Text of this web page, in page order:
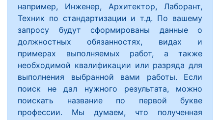
например, Инженер, Архитектор, Лаборант,
Техник по стандартизации и т.д. По вашему
запросу будут сформированы данные о
должностных обязанностях, видах и
примерах выполняемых работ, а также
необходимой квалификации или разряда для
выполнения выбранной вами работы. Если
поиск не дал нужного результата, можно
поискать название по первой букве
профессии. Мы думаем, что полученная